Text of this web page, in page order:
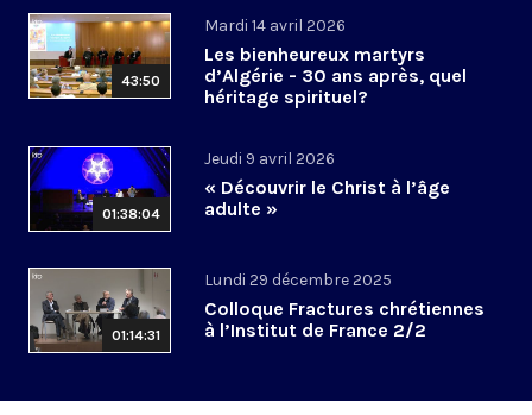
43:50
Mardi 14 avril 2026
Les bienheureux martyrs
d’Algérie - 30 ans après, quel
héritage spirituel?
01:38:04
Jeudi 9 avril 2026
« Découvrir le Christ à l’âge
adulte »
01:14:31
Lundi 29 décembre 2025
Colloque Fractures chrétiennes
à l’Institut de France 2/2